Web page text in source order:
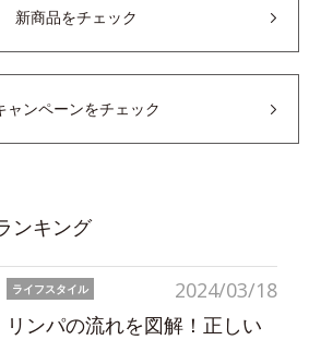
新商品をチェック
ャンペーンをチェック
ンキング
2024/03/18
ライフスタイル
リンパの流れを図解！正しい